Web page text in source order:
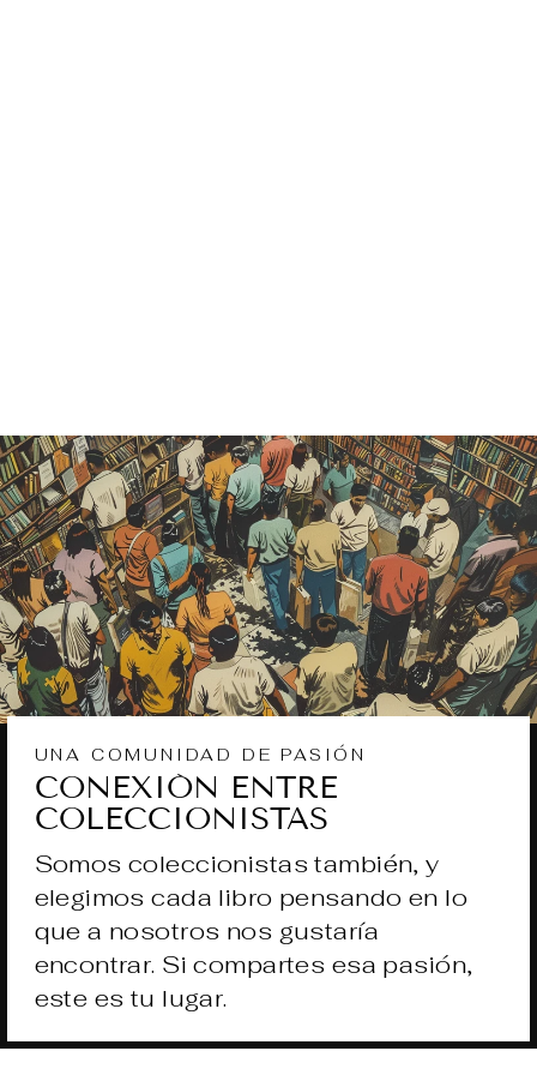
UNA COMUNIDAD DE PASIÓN
CONEXIÓN ENTRE
COLECCIONISTAS
Somos coleccionistas también, y
elegimos cada libro pensando en lo
que a nosotros nos gustaría
encontrar. Si compartes esa pasión,
este es tu lugar.